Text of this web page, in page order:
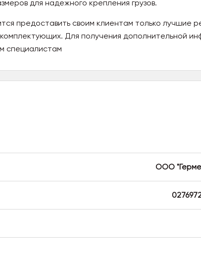
для надежного крепления грузов.
предоставить своим клиентам только лучшие
Для получения дополнительной
специалистам
ООО